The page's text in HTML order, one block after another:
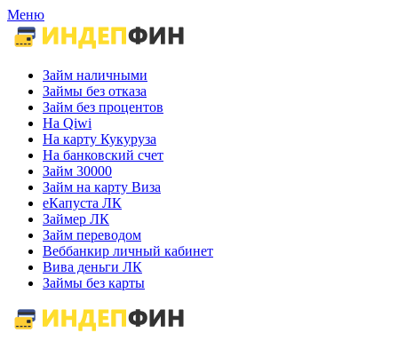
Меню
Займ наличными
Займы без отказа
Займ без процентов
На Qiwi
На карту Кукуруза
На банковский счет
Займ 30000
Займ на карту Виза
еКапуста ЛК
Займер ЛК
Займ переводом
Веббанкир личный кабинет
Вива деньги ЛК
Займы без карты